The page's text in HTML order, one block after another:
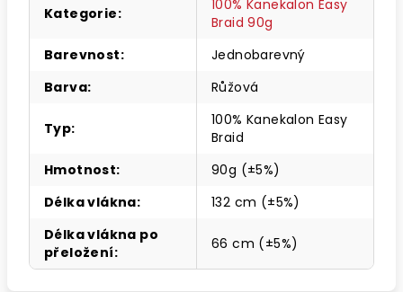
Kategorie:
100% Kanekalon Easy
Braid 90g
Barevnost:
Jednobarevný
Barva: Růžová
Typ:
100% Kanekalon Easy
Braid
Hmotnost:
90g (±5%)
Délka vlákna:
132 cm (±5%)
Délka vlákna po
přeložení: 66 cm (±5%)